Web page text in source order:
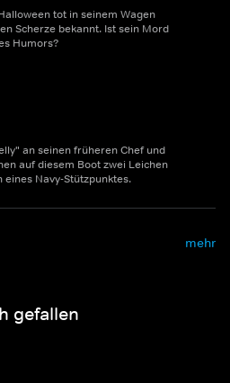
tot in seinem Wagen
Scherze bekannt. Ist sein Mord
Humors?
an seinen früheren Chef und
auf diesem Boot zwei Leichen
Navy-Stützpunktes.
mehr
gefallen